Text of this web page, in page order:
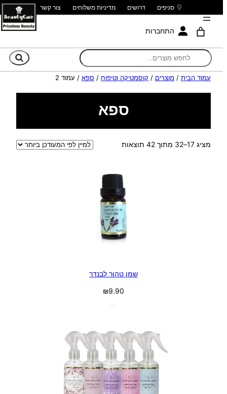
סניפים דרושים מדיניות משלוחים צור קשר
התחברות
עמוד הבית / מוצרים / קוסמטיקה וטיפוח / ספא / עמוד 2
ספא
מציג 17–32 מתוך 42 תוצאות
ממוין
העדכני
ביותר
שמן טהור לבנדר
₪9.90